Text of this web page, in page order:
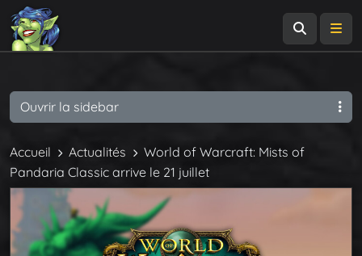
Accueil Actualités
World of Warcraft: Mists of
Pandaria Classic arrive le 21 juillet
Ouvrir la sidebar